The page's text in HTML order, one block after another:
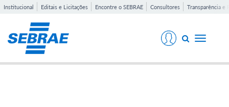
Institucional Editais e Licitações Encontre o SEBRAE Consultores Transparência e
Toggle